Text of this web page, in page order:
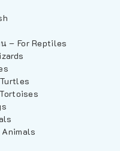
– For Reptiles